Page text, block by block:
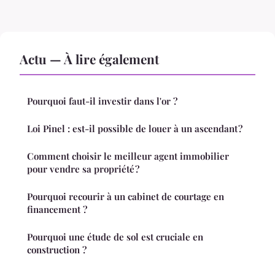
Actu — À lire également
Pourquoi faut-il investir dans l'or ?
Loi Pinel : est-il possible de louer à un ascendant ?
Comment choisir le meilleur agent immobilier
pour vendre sa propriété ?
Pourquoi recourir à un cabinet de courtage en
financement ?
Pourquoi une étude de sol est cruciale en
construction ?